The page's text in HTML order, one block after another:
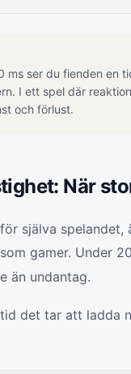
ms ser du fienden en
I ett spel där
och förlust.
När
själva spelandet,
gamer. Under
än undantag.
det tar att ladda